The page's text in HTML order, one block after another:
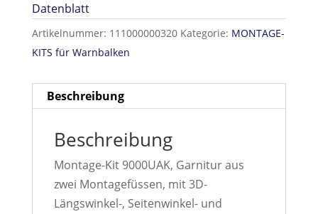
Datenblatt
Artikelnummer: 111000000320 Kategorie: MONTAGE-
KITS für Warnbalken
Beschreibung
Beschreibung
Montage-Kit 9000UAK, Garnitur aus
zwei Montagefüssen, mit 3D-
Längswinkel-, Seitenwinkel- und